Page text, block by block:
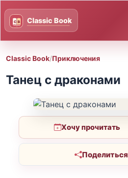
Classic Book/Приключения
Танец с драконами
Хочу прочитать
Поделиться